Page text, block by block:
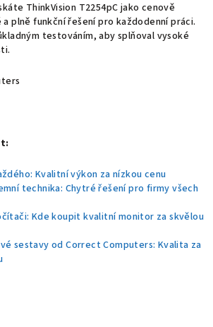
ThinkVision T2254pC jako cenově
plně funkční řešení pro každodenní práci.
testováním, aby splňoval vysoké
Kvalitní výkon za nízkou cenu
technika: Chytré řešení pro firmy všech
Kde koupit kvalitní monitor za skvělou
sestavy od Correct Computers: Kvalita za